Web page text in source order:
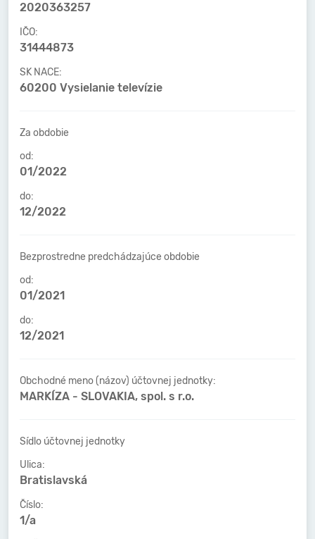
2020363257
IČO:
31444873
SK NACE:
60200 Vysielanie televízie
Za obdobie
od:
01/2022
do:
12/2022
Bezprostredne predchádzajúce obdobie
od:
01/2021
do:
12/2021
Obchodné meno (názov) účtovnej jednotky:
MARKÍZA - SLOVAKIA, spol. s r.o.
Sídlo účtovnej jednotky
Ulica:
Bratislavská
Číslo:
1/a